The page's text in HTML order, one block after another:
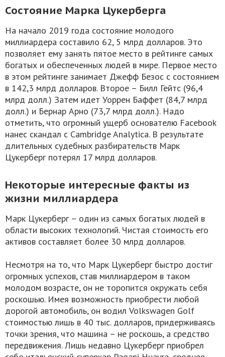
Состояние Марка Цукерберга
На начало 2019 года состояние молодого
миллиардера составило 62, 5 млрд долларов. Это
позволяет ему занять пятое место в рейтинге самых
богатых и обеспеченных людей в мире. Первое место
в этом рейтинге занимает Джефф Безос с состоянием
в 142,3 млрд долларов. Второе – Билл Гейтс (96,4
млрд долл.) Затем идет Уоррен Баффет (84,7 млрд
долл.) и Бернар Арно (73,7 млрд долл.). Надо
отметить, что огромный ущерб основателю Facebook
нанес скандал с Саmbridge Analytica. В результате
длительных судебных разбирательств Марк
Цукерберг потерял 17 млрд долларов.
Некоторые интересные факты из
жизни миллиардера
Марк Цукерберг – один из самых богатых людей в
области высоких технологий. Чистая стоимость его
активов составляет более 30 млрд долларов.
Несмотря на то, что Марк Цукерберг быстро достиг
огромных успехов, став миллиардером в таком
молодом возрасте, он не торопится окружать себя
роскошью. Имея возможность приобрести любой
дорогой автомобиль, он водил Volkswagen Golf
стоимостью лишь в 40 тыс. долларов, придерживаясь
точки зрения, что машина – не роскошь, а средство
передвижения. Лишь недавно Цукерберг приобрел